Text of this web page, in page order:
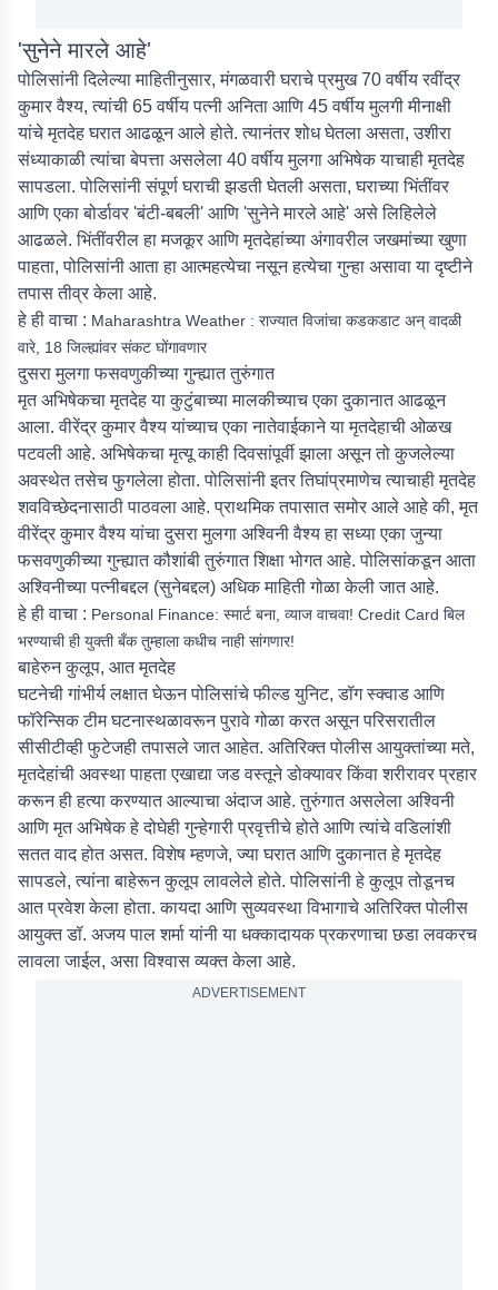
'सुनेने मारले आहे'
पोलिसांनी दिलेल्या माहितीनुसार, मंगळवारी घराचे प्रमुख 70 वर्षीय रवींद्र
कुमार वैश्य, त्यांची 65 वर्षीय पत्नी अनिता आणि 45 वर्षीय मुलगी मीनाक्षी
यांचे मृतदेह घरात आढळून आले होते. त्यानंतर शोध घेतला असता, उशीरा
संध्याकाळी त्यांचा बेपत्ता असलेला 40 वर्षीय मुलगा अभिषेक याचाही मृतदेह
सापडला. पोलिसांनी संपूर्ण घराची झडती घेतली असता, घराच्या भिंतींवर
आणि एका बोर्डावर 'बंटी-बबली' आणि 'सुनेने मारले आहे' असे लिहिलेले
आढळले. भिंतींवरील हा मजकूर आणि मृतदेहांच्या अंगावरील जखमांच्या खुणा
पाहता, पोलिसांनी आता हा आत्महत्येचा नसून हत्येचा गुन्हा असावा या दृष्टीने
तपास तीव्र केला आहे.
हे ही वाचा : Maharashtra Weather : राज्यात विजांचा कडकडाट अन् वादळी
वारे, 18 जिल्ह्यांवर संकट घोंगावणार
दुसरा मुलगा फसवणुकीच्या गुन्ह्यात तुरुंगात
मृत अभिषेकचा मृतदेह या कुटुंबाच्या मालकीच्याच एका दुकानात आढळून
आला. वीरेंद्र कुमार वैश्य यांच्याच एका नातेवाईकाने या मृतदेहाची ओळख
पटवली आहे. अभिषेकचा मृत्यू काही दिवसांपूर्वी झाला असून तो कुजलेल्या
अवस्थेत तसेच फुगलेला होता. पोलिसांनी इतर तिघांप्रमाणेच त्याचाही मृतदेह
शवविच्छेदनासाठी पाठवला आहे. प्राथमिक तपासात समोर आले आहे की, मृत
वीरेंद्र कुमार वैश्य यांचा दुसरा मुलगा अश्विनी वैश्य हा सध्या एका जुन्या
फसवणुकीच्या गुन्ह्यात कौशांबी तुरुंगात शिक्षा भोगत आहे. पोलिसांकडून आता
अश्विनीच्या पत्नीबद्दल (सुनेबद्दल) अधिक माहिती गोळा केली जात आहे.
हे ही वाचा : Personal Finance: स्मार्ट बना, व्याज वाचवा! Credit Card बिल
भरण्याची ही युक्ती बँक तुम्हाला कधीच नाही सांगणार!
बाहेरुन कुलूप, आत मृतदेह
घटनेची गांभीर्य लक्षात घेऊन पोलिसांचे फील्ड युनिट, डॉग स्क्वाड आणि
फॉरेन्सिक टीम घटनास्थळावरून पुरावे गोळा करत असून परिसरातील
सीसीटीव्ही फुटेजही तपासले जात आहेत. अतिरिक्त पोलीस आयुक्तांच्या मते,
मृतदेहांची अवस्था पाहता एखाद्या जड वस्तूने डोक्यावर किंवा शरीरावर प्रहार
करून ही हत्या करण्यात आल्याचा अंदाज आहे. तुरुंगात असलेला अश्विनी
आणि मृत अभिषेक हे दोघेही गुन्हेगारी प्रवृत्तीचे होते आणि त्यांचे वडिलांशी
सतत वाद होत असत. विशेष म्हणजे, ज्या घरात आणि दुकानात हे मृतदेह
सापडले, त्यांना बाहेरून कुलूप लावलेले होते. पोलिसांनी हे कुलूप तोडूनच
आत प्रवेश केला होता. कायदा आणि सुव्यवस्था विभागाचे अतिरिक्त पोलीस
आयुक्त डॉ. अजय पाल शर्मा यांनी या धक्कादायक प्रकरणाचा छडा लवकरच
लावला जाईल, असा विश्वास व्यक्त केला आहे.
ADVERTISEMENT